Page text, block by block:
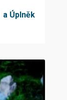
a Úplněk